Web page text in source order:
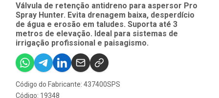
Válvula de retenção antidreno para aspersor Pro
Spray Hunter. Evita drenagem baixa, desperdício
de água e erosão em taludes. Suporta até 3
metros de elevação. Ideal para sistemas de
irrigação profissional e paisagismo.
Código do Fabricante: 437400SPS
Código: 19348